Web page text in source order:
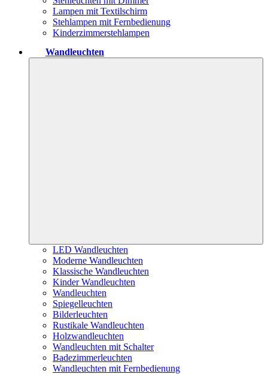
Lampen mit Textilschirm
Stehlampen mit Fernbedienung
Kinderzimmerstehlampen
Wandleuchten
LED Wandleuchten
Moderne Wandleuchten
Klassische Wandleuchten
Kinder Wandleuchten
Wandleuchten
Spiegelleuchten
Bilderleuchten
Rustikale Wandleuchten
Holzwandleuchten
Wandleuchten mit Schalter
Badezimmerleuchten
Wandleuchten mit Fernbedienung